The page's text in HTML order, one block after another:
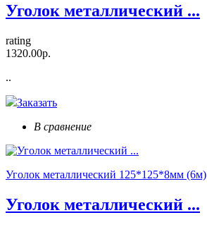
Уголок металлический ...
rating
1320.00р.
..
Заказать
В сравнение
Уголок металлический 125*125*8мм (6м)
Уголок металлический ...